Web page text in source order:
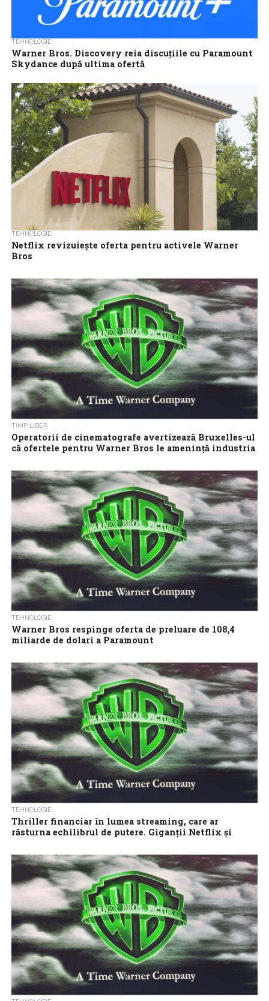
TEHNOLOGIE
Warner Bros. Discovery reia discuţiile cu Paramount
Skydance după ultima ofertă
negocierile cu Paramount Skydance pe baza termenilor revizuiţi
ai ofertei Paramount de achiziţionare...
TEHNOLOGIE
Netflix revizuiește oferta pentru activele Warner
Bros
achiziționarea activelor care includ studiourile de film și
televiziune Warner Bros Discovery...
TIMP LIBER
Operatorii de cinematografe avertizează Bruxelles-ul
că ofertele pentru Warner Bros le amenință industria
supraveghere a fuziunilor din Uniunea Europeană (UE) că o
preluare a studiourilor de film Warner...
TEHNOLOGIE
Warner Bros respinge oferta de preluare de 108,4
miliarde de dolari a Paramount
respins miercuri, în unanimitate, oferta de preluare a Paramount
Skydance, în valoare de...
TEHNOLOGIE
Thriller financiar în lumea streaming, care ar
răsturna echilibrul de putere. Giganții Netflix și
Warner Bros Discovery se află acum în centrul uneia dintre cele
mai intense confruntări din industria internațională de media, în
contextul tranziției...